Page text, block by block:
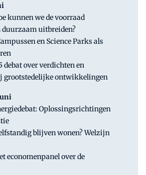
kunnen we de voorraad
uitbreiden?
en Science Parks als
debat over verdichten en
grootstedelijke ontwikkelingen
Oplossingsrichtingen
blijven wonen? Welzijn
economenpanel over de